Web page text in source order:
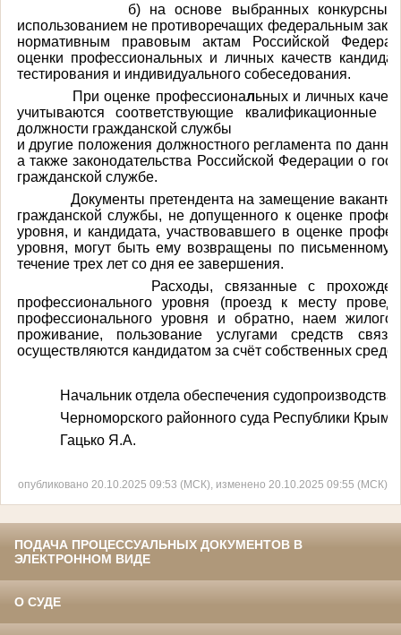
б) на основе выбранных конкурсных
использованием не противоречащих федеральным
нормативным правовым актам Российской
оценки профессиональных и личных качеств
тестирования и индивидуального собеседования.
При оценке профессиональных и личных
учитываются соответствующие квалификационные
должности гражданской службы
и другие положения должностного регламента по
а также законодательства Российской Федерации о
гражданской службе.
Документы претендента на замещение
гражданской службы, не допущенного к оценке
уровня, и кандидата, участвовавшего в оценке
уровня, могут быть ему возвращены по письменному
течение трех лет со дня ее завершения.
Расходы, связанные с
профессионального уровня (проезд к месту
профессионального уровня и обратно, наем
проживание, пользование услугами средств
осуществляются кандидатом за счёт собственных
Начальник отдела обеспечения судопроизводства
Черноморского районного суда Республики Крым
Гацько Я.А.
опубликовано 20.10.2025 09:53 (МСК), изменено 20.10.2025 09:55 (МСК)
ПОДАЧА ПРОЦЕССУАЛЬНЫХ ДОКУМЕНТОВ В
ЭЛЕКТРОННОМ ВИДЕ
О СУДЕ